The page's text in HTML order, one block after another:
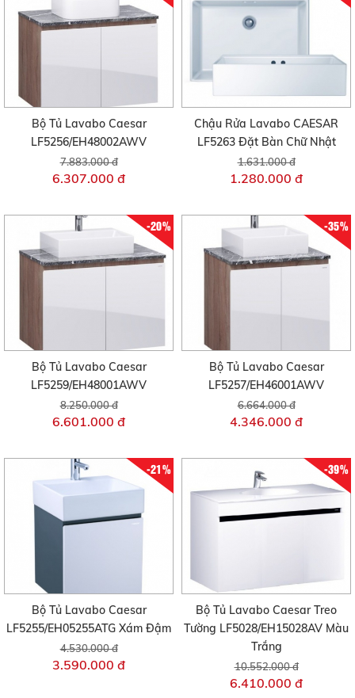
Bộ Tủ Lavabo Caesar
LF5256/EH48002AWV
7.883.000 đ
6.307.000 đ
Chậu Rửa Lavabo CAESAR
LF5263 Đặt Bàn Chữ Nhật
1.631.000 đ
1.280.000 đ
-20%
Bộ Tủ Lavabo Caesar
LF5259/EH48001AWV
8.250.000 đ
6.601.000 đ
-35%
Bộ Tủ Lavabo Caesar
LF5257/EH46001AWV
6.664.000 đ
4.346.000 đ
-21%
Bộ Tủ Lavabo Caesar
LF5255/EH05255ATG Xám Đậm
4.530.000 đ
3.590.000 đ
-39%
Bộ Tủ Lavabo Caesar Treo
Tường LF5028/EH15028AV Màu
Trắng
10.552.000 đ
6.410.000 đ